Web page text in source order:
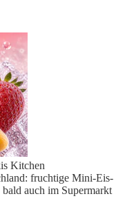
Kitchen
fruchtige Mini-Eis-
auch im Supermarkt